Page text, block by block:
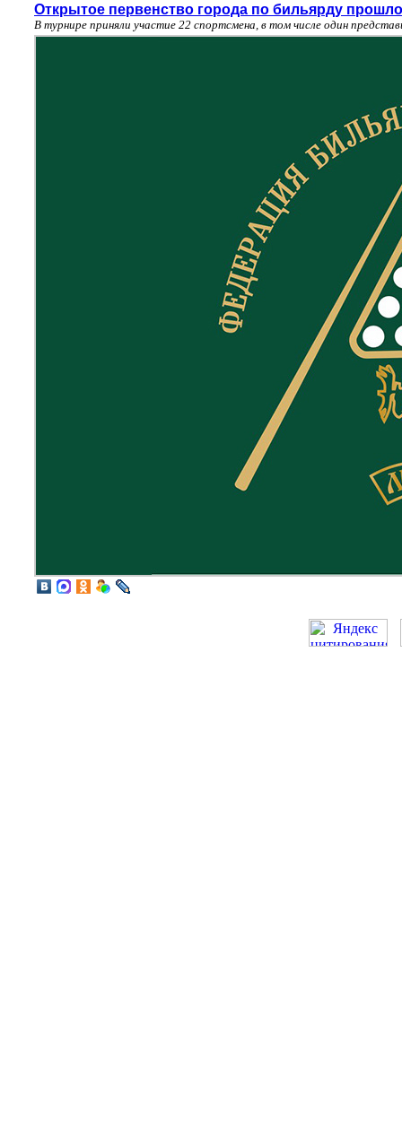
Открытое первенство города по бильярду
В турнире приняли участие 22 спортсмена, в том числе один